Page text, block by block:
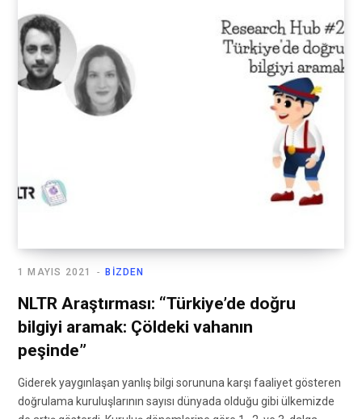
BIZDEN
1 MAYIS 2021
NLTR Araştırması: “Türkiye’de doğru
bilgiyi aramak: Çöldeki vahanın
peşinde”
Giderek yaygınlaşan yanlış bilgi sorununa karşı faaliyet gösteren
doğrulama kuruluşlarının sayısı dünyada olduğu gibi ülkemizde